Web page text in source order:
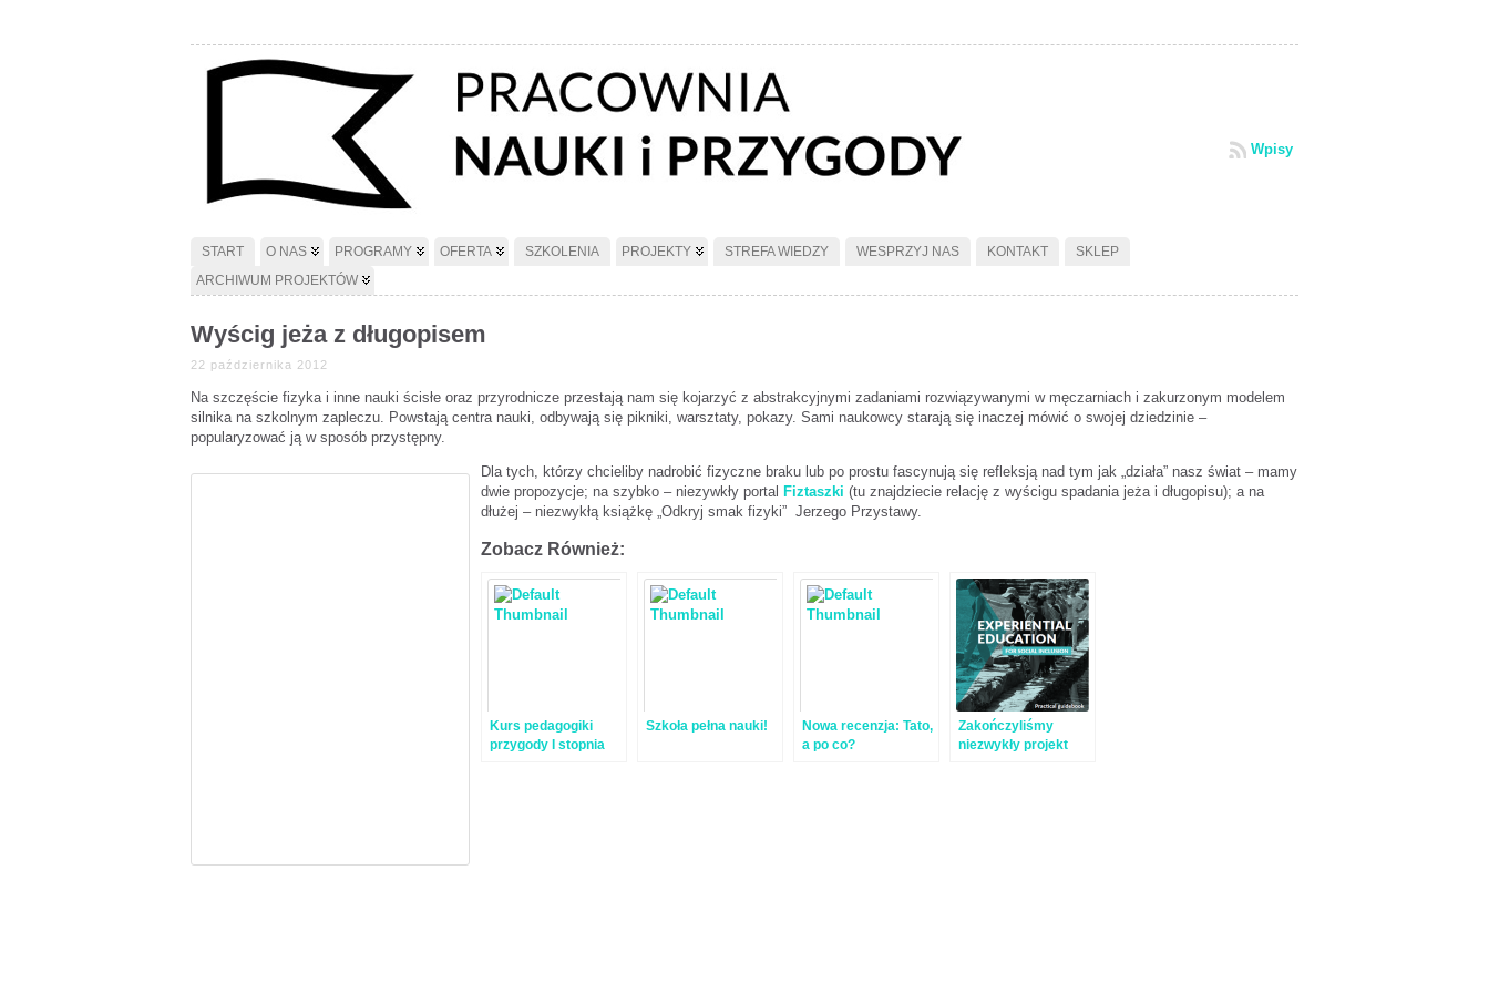
Wpisy
START O NAS PROGRAMY OFERTA SZKOLENIA PROJEKTY STREFA WIEDZY WESPRZYJ NAS KONTAKT
SKLEP
ARCHIWUM PROJEKTÓW
Wyścig jeża z długopisem
22 października 2012
Na szczęście fizyka i inne nauki ścisłe oraz przyrodnicze przestają nam się kojarzyć z abstrakcyjnymi zadaniami rozwiązywanymi w męczarniach i zakurzonym modelem
silnika na szkolnym zapleczu. Powstają centra nauki, odbywają się pikniki, warsztaty, pokazy. Sami naukowcy starają się inaczej mówić o swojej dziedzinie –
popularyzować ją w sposób przystępny.
Dla tych, którzy chcieliby nadrobić fizyczne braku lub po prostu fascynują się refleksją nad tym jak „działa” nasz świat – mamy
dwie propozycje; na szybko – niezywkły portal Fiztaszki (tu znajdziecie relację z wyścigu spadania jeża i długopisu); a na
dłużej – niezwykłą książkę „Odkryj smak fizyki” Jerzego Przystawy.
Zobacz Również:
Kurs pedagogiki
przygody I stopnia
Szkoła pełna nauki!
Nowa recenzja: Tato,
a po co?
Zakończyliśmy
niezwykły projekt